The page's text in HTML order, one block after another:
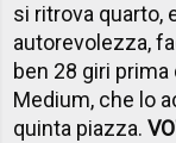
si ritrova quarto,
autorevolezza,
ben 28 giri
Medium, che lo
quinta piazza.